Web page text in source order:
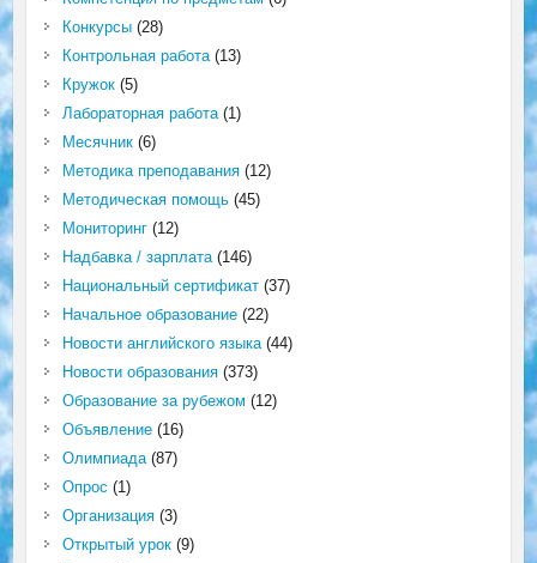
Конкурсы(28)
Контрольная работа(13)
Кружок(5)
Лабораторная работа(1)
Месячник(6)
Методика преподавания(12)
Методическая помощь(45)
Мониторинг(12)
Надбавка / зарплата(146)
Национальный сертификат(37)
Начальное образование(22)
Новости английского языка(44)
Новости образования(373)
Образование за рубежом (12)
Объявление(16)
Олимпиада(87)
Опрос (1)
Организация(3)
Открытый урок(9)